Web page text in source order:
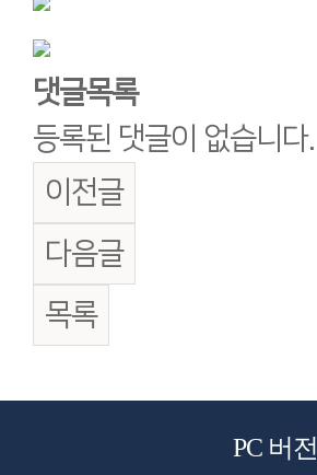
댓글목록
등록된 댓글이 없습니다.
이전글
다음글
목록
PC 버전